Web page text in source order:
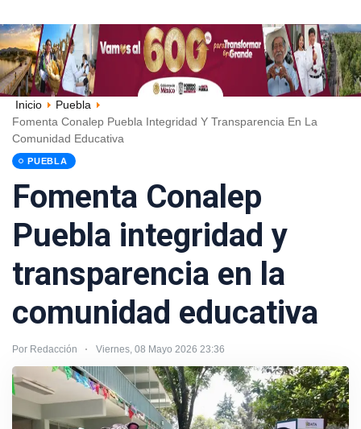
Inicio
Puebla
Fomenta Conalep Puebla Integridad Y Transparencia En La
Comunidad Educativa
PUEBLA
Fomenta Conalep
Puebla integridad y
transparencia en la
comunidad educativa
Por Redacción Viernes, 08 Mayo 2026 23:36